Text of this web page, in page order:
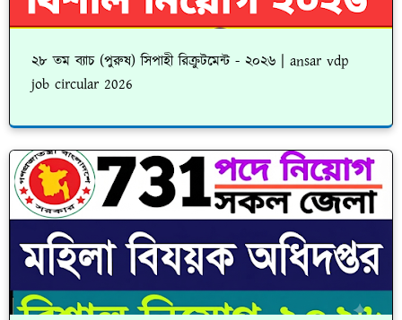
২৮ তম ব্যাচ (পুরুষ) সিপাহী রিক্রুটমেন্ট - ২০২৬ | ansar vdp
job circular 2026